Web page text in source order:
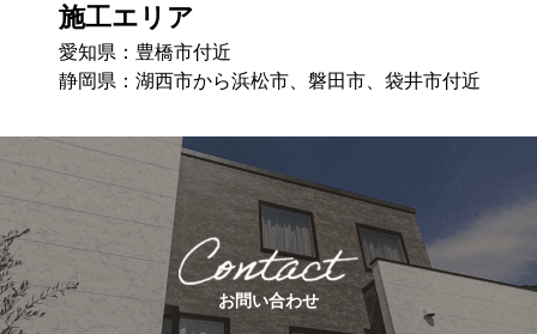
施工エリア
愛知県：豊橋市付近
静岡県：湖⻄市から浜松市、磐⽥市、袋井市付近
お問い合わせ